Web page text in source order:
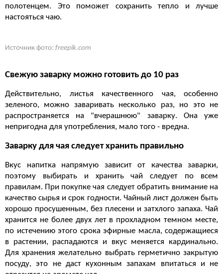
полотенцем. Это поможет сохранить тепло и лучше
настояться чаю.
Источник фото: freepik.com
Свежую заварку можно готовить до 10 раз
Действительно, листья качественного чая, особенно
зеленого, можно заваривать несколько раз, но это не
распространяется на "вчерашнюю" заварку. Она уже
непригодна для употребления, мало того - вредна.
Заварку для чая следует хранить правильно
Вкус напитка напрямую зависит от качества заварки,
поэтому выбирать и хранить чай следует по всем
правилам. При покупке чая следует обратить внимание на
качество сырья и срок годности. Чайный лист должен быть
хорошо просушенным, без плесени и затхлого запаха. Чай
хранится не более двух лет в прохладном темном месте,
по истечению этого срока эфирные масла, содержащиеся
в растении, распадаются и вкус меняется кардинально.
Для хранения желательно выбрать герметично закрытую
посуду, это не даст кухонным запахам впитаться и не